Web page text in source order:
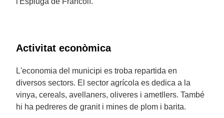
Activitat econòmica
L'economia del municipi es troba repartida en
diversos sectors. El sector agrícola es dedica a la
vinya, cereals, avellaners, oliveres i ametllers. També
hi ha pedreres de granit i mines de plom i barita.